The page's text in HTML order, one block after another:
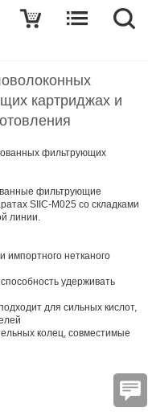
картриджах и
фильтрующих
фильтрующие
SIIC-M025 со складками
линии.
импортного нетканого
удерживать
для сильных кислот,
колец, совместимые